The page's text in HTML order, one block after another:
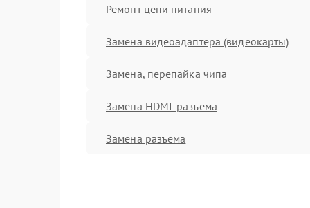
Ремонт цепи питания
Замена видеоадаптера (видеокарты)
Замена, перепайка чипа
Замена HDMI-разъема
Замена разъема